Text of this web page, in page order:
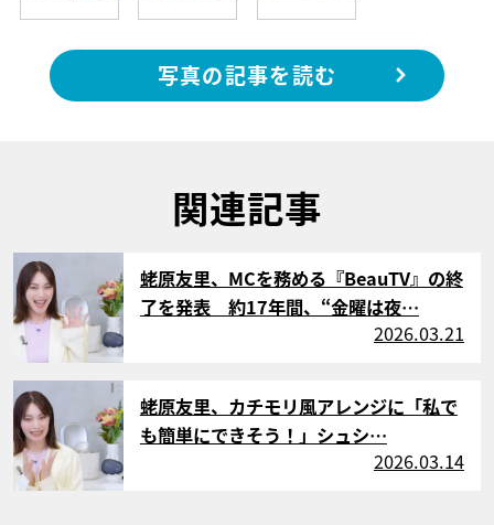
写真の記事を読む
関連記事
サムネイル
蛯原友里、MCを務める『BeauTV』の終
了を発表 約17年間、“金曜は夜…
2026.03.21
サムネイル
蛯原友里、カチモリ風アレンジに「私で
も簡単にできそう！」シュシ…
2026.03.14